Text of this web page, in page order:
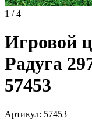
1 / 4
Игровой
Радуга
57453
Артикул: 57453